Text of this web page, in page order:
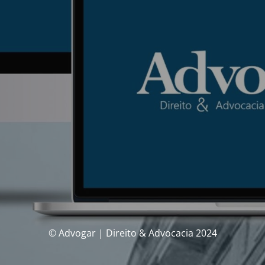
© Advogar | Direito & Advocacia 2024